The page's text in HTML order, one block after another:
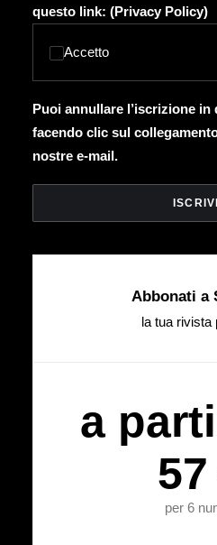
questo link: (Privacy Policy)
Accetto
Puoi annullare l’iscrizione
facendo clic sul
nostre e-mail.
Abbonati a
la tua rivista
a
per 6